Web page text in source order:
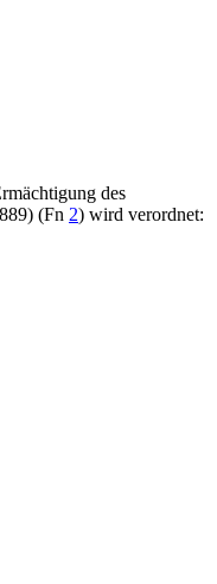
des
(Fn 2) wird verordnet: